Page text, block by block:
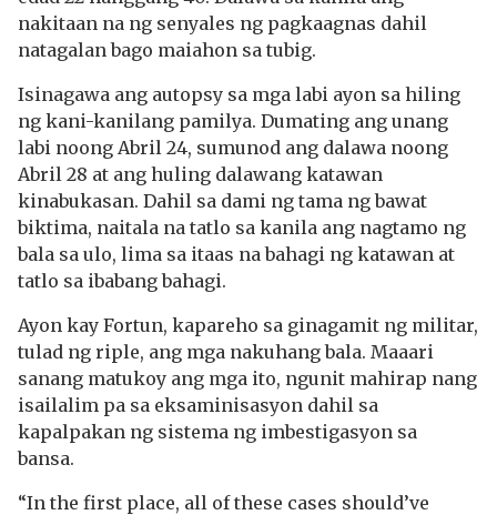
nakitaan na ng senyales ng pagkaagnas dahil
natagalan bago maiahon sa tubig.
Isinagawa ang autopsy sa mga labi ayon sa hiling
ng kani-kanilang pamilya. Dumating ang unang
labi noong Abril 24, sumunod ang dalawa noong
Abril 28 at ang huling dalawang katawan
kinabukasan. Dahil sa dami ng tama ng bawat
biktima, naitala na tatlo sa kanila ang nagtamo ng
bala sa ulo, lima sa itaas na bahagi ng katawan at
tatlo sa ibabang bahagi.
Ayon kay Fortun, kapareho sa ginagamit ng militar,
tulad ng riple, ang mga nakuhang bala. Maaari
sanang matukoy ang mga ito, ngunit mahirap nang
isailalim pa sa eksaminisasyon dahil sa
kapalpakan ng sistema ng imbestigasyon sa
bansa.
“In the first place, all of these cases should’ve